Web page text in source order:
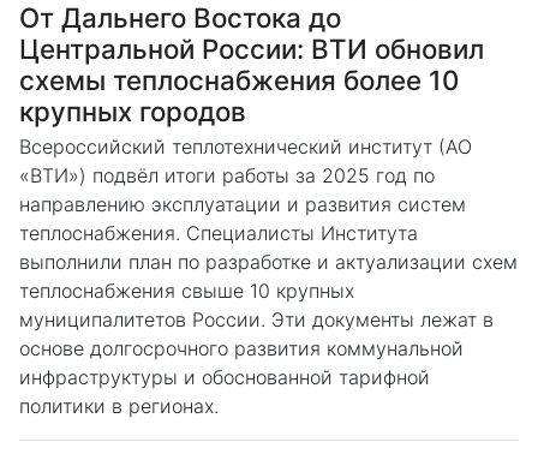
От Дальнего Востока до
Центральной России: ВТИ обновил
схемы теплоснабжения более 10
крупных городов
Всероссийский теплотехнический институт (АО
«ВТИ») подвёл итоги работы за 2025 год по
направлению эксплуатации и развития систем
теплоснабжения. Специалисты Института
выполнили план по разработке и актуализации схем
теплоснабжения свыше 10 крупных
муниципалитетов России. Эти документы лежат в
основе долгосрочного развития коммунальной
инфраструктуры и обоснованной тарифной
политики в регионах.